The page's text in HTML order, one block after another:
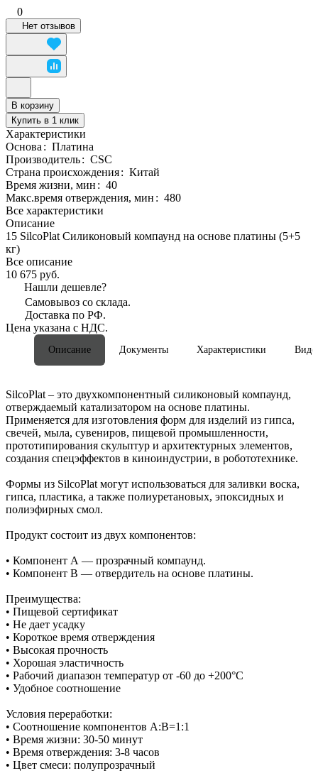
0
Нет отзывов
В корзину
Купить в 1 клик
Характеристики
Основа : Платина
Производитель: CSC
Страна происхождения: Китай
Время жизни, мин : 40
Макс.время отверждения, мин : 480
Все характеристики
Описание
15 SilcoPlat Силиконовый компаунд на основе платины (5+5
кг)
Все описание
10 675 руб.
Нашли дешевле?
Самовывоз со склада.
Доставка по РФ.
Цена указана с НДС.
Описание Документы Характеристики
SilcoPlat – это двухкомпонентный силиконовый компаунд,
отверждаемый катализатором на основе платины.
Применяется для изготовления форм для изделий из гипса,
свечей, мыла, сувениров, пищевой промышленности,
прототипирования скульптур и архитектурных элементов,
создания спецэффектов в киноиндустрии, в робототехнике.
Формы из SilcoPlat могут использоваться для заливки воска,
гипса, пластика, а также полиуретановых, эпоксидных и
полиэфирных смол.
Продукт состоит из двух компонентов:
• Компонент А — прозрачный компаунд.
• Компонент В — отвердитель на основе платины.
Преимущества:
• Пищевой сертификат
• Не дает усадку
• Короткое время отверждения
• Высокая прочность
• Хорошая эластичность
• Рабочий диапазон температур от -60 до +200°С
• Удобное соотношение
Условия переработки:
• Соотношение компонентов А:В=1:1
• Время жизни: 30-50 минут
• Время отверждения: 3-8 часов
• Цвет смеси: полупрозрачный